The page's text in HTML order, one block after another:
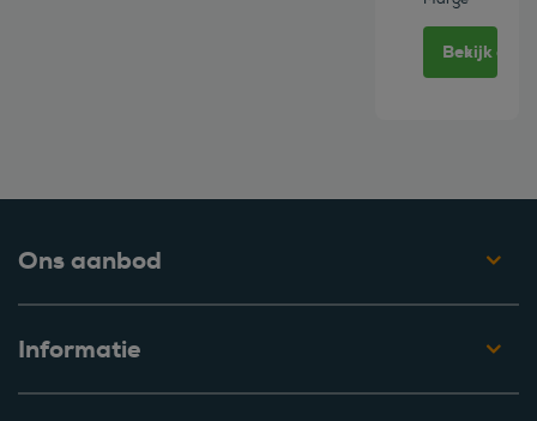
Bekijk
Ons aanbod
Informatie